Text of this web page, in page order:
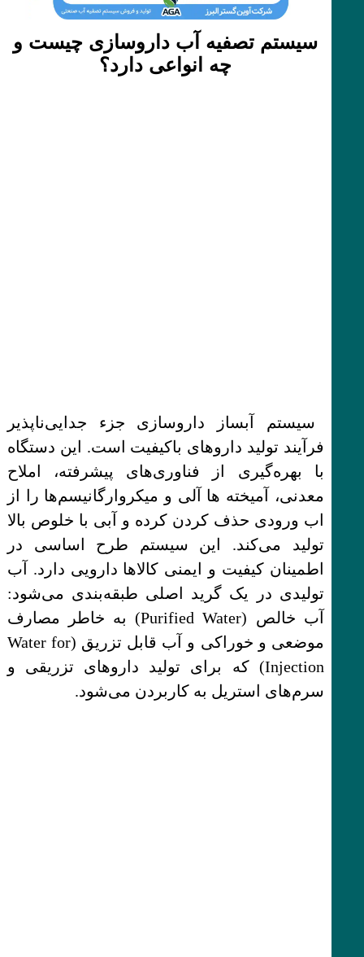
سیستم تصفیه آب داروسازی چیست و
چه انواعی دارد؟
سیستم آبساز داروسازی جزء جدایی‌ناپذیر
فرآیند تولید داروهای باکیفیت است. این دستگاه
با بهره‌گیری از فناوری‌های پیشرفته، املاح
معدنی، آمیخته ها آلی و میکروارگانیسم‌ها را از
اب ورودی حذف کردن کرده و آبی با خلوص بالا
تولید می‌کند. این سیستم طرح اساسی در
اطمینان کیفیت و ایمنی کالاها دارویی دارد. آب
تولیدی در یک گرید اصلی طبقه‌بندی می‌شود:
آب خالص (Purified Water) به خاطر مصارف
موضعی و خوراکی و آب قابل تزریق (Water for
Injection) که برای تولید داروهای تزریقی و
سرم‌های استریل به کاربردن می‌شود.